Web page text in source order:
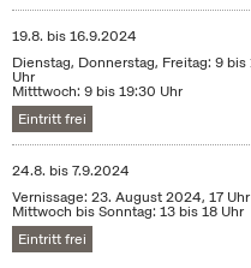
19.8. bis16.9.2024
Dienstag, Donnerstag, Freitag: 9 bis
Uhr
Mitttwoch: 9 bis 19:30 Uhr
Eintritt frei
24.8. bis7.9.2024
Vernissage: 23. August 2024, 17 Uhr
Mittwoch bis Sonntag: 13 bis 18 Uhr
Eintritt frei